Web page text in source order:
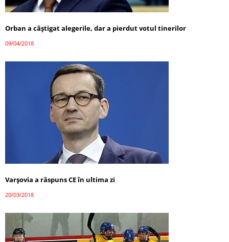
Orban a câștigat alegerile, dar a pierdut votul tinerilor
09/04/2018
Varșovia a răspuns CE în ultima zi
20/03/2018